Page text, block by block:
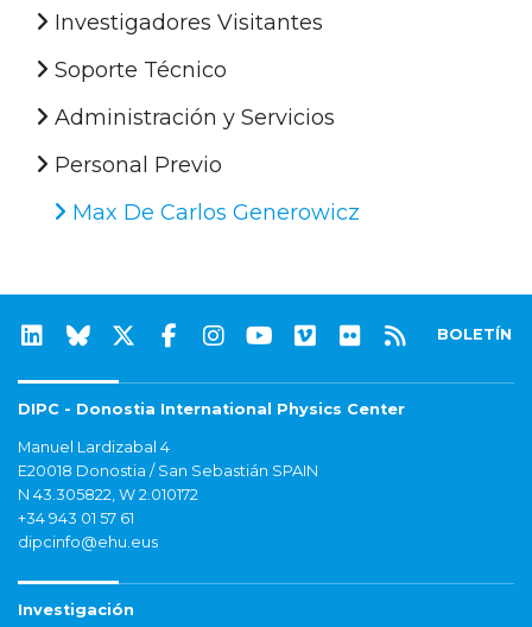
Investigadores Visitantes
Soporte Técnico
Administración y Servicios
Personal Previo
Max De Carlos Generowicz
BOLETÍN
DIPC - Donostia International Physics Center
Manuel Lardizabal 4
E20018 Donostia / San Sebastián SPAIN
N 43.305822, W 2.010172
+34 943 01 57 61
dipcinfo@ehu.eus
Investigación